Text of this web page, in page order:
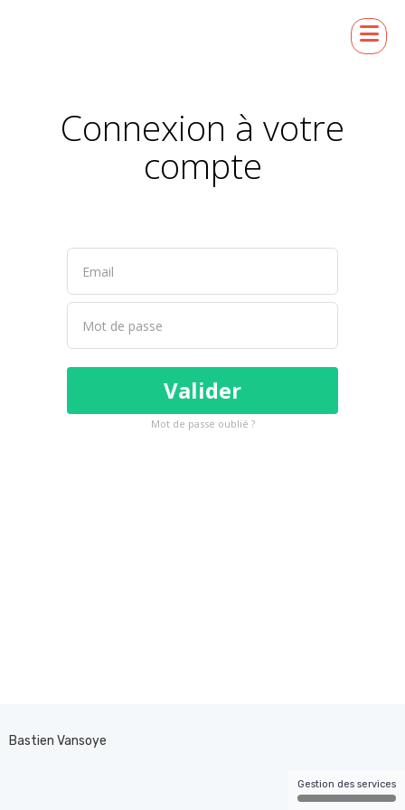
Connexion à votre
compte
Valider
Mot de passe oublié ?
Bastien Vansoye
Gestion des services